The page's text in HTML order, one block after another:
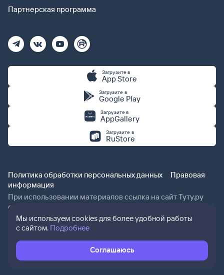
Партнерская программа
Загрузите в
App Store
Загрузите в
Google Play
Загрузите в
AppGallery
Загрузите в
RuStore
Политика обработки персональных данных
Правовая
информация
При использовании материалов ссылка на сайт Туту.ру
обязательна.
Мы используем cookies для более удобной работы
с сайтом. Подробнее
Соглашаюсь